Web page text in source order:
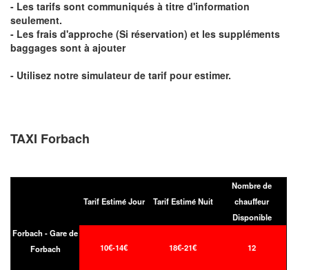
- Les tarifs sont communiqués à titre d'information
seulement.
- Les frais d'approche (Si réservation) et les suppléments
baggages sont à ajouter
- Utilisez notre simulateur de tarif pour estimer.
TAXI Forbach
Tarif Estimé Jour Tarif Estimé Nuit
Nombre de
chauffeur
Disponible
Forbach - Gare de
Forbach
10€-14€ 18€-21€ 12